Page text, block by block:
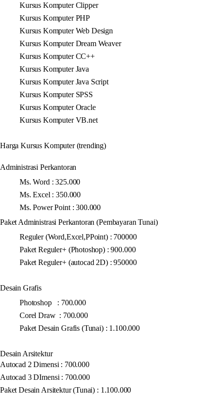
Kursus Komputer Clipper
Kursus Komputer PHP
Kursus Komputer Web Design
Kursus Komputer Dream Weaver
Kursus Komputer CC++
Kursus Komputer Java
Kursus Komputer Java Script
Kursus Komputer SPSS
Kursus Komputer Oracle
Kursus Komputer VB.net
Harga Kursus Komputer (trending)
Administrasi Perkantoran
Ms. Word : 325.000
Ms. Excel : 350.000
Ms. Power Point : 300.000
Paket Administrasi Perkantoran (Pembayaran Tunai)
Reguler (Word,Excel,PPoint) : 700000
Paket Reguler+ (Photoshop) : 900.000
Paket Reguler+ (autocad 2D) : 950000
Desain Grafis
Photoshop : 700.000
Corel Draw : 700.000
Paket Desain Grafis (Tunai) : 1.100.000
Desain Arsitektur
Autocad 2 Dimensi : 700.000
Autocad 3 DImensi : 700.000
Paket Desain Arsitektur (Tunai) : 1.100.000